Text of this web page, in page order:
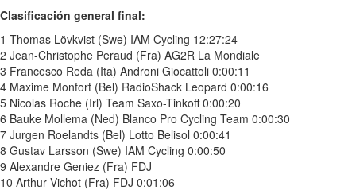
Clasificación general final:
1 Thomas Lövkvist (Swe) IAM Cycling 12:27:24
2 Jean-Christophe Peraud (Fra) AG2R La Mondiale
3 Francesco Reda (Ita) Androni Giocattoli 0:00:11
4 Maxime Monfort (Bel) RadioShack Leopard 0:00:16
5 Nicolas Roche (Irl) Team Saxo-Tinkoff 0:00:20
6 Bauke Mollema (Ned) Blanco Pro Cycling Team 0:00:30
7 Jurgen Roelandts (Bel) Lotto Belisol 0:00:41
8 Gustav Larsson (Swe) IAM Cycling 0:00:50
9 Alexandre Geniez (Fra) FDJ
10 Arthur Vichot (Fra) FDJ 0:01:06